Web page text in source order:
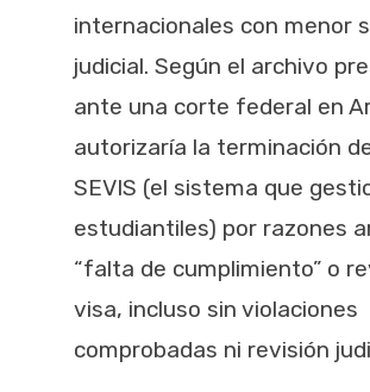
internacionales con menor
judicial. Según el archivo
ante una corte federal en
autorizaría la terminación
SEVIS (el sistema que
estudiantiles) por razones
“falta de cumplimiento” o
visa, incluso sin violaciones
comprobadas ni revisión